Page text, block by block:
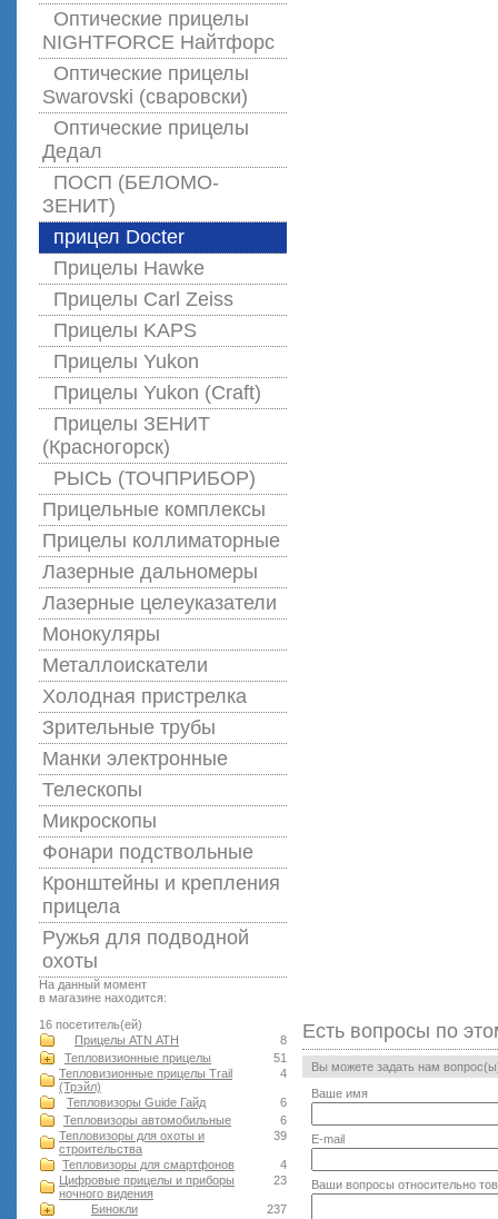
Оптические прицелы
NIGHTFORCE Найтфорс
Оптические прицелы
Swarovski (сваровски)
Оптические прицелы
Дедал
ПОСП (БЕЛОМО-
ЗЕНИТ)
прицел Docter
Прицелы Hawke
Прицелы Carl Zeiss
Прицелы KAPS
Прицелы Yukon
Прицелы Yukon (Craft)
Прицелы ЗЕНИТ
(Красногорск)
РЫСЬ (ТОЧПРИБОР)
Прицельные комплексы
Прицелы коллиматорные
Лазерные дальномеры
Лазерные целеуказатели
Монокуляры
Металлоискатели
Холодная пристрелка
Зрительные трубы
Манки электронные
Телескопы
Микроскопы
Фонари подствольные
Кронштейны и крепления
прицела
Ружья для подводной
оxоты
На данный момент
в магазине находится:
16 посетитель(ей)
8
Прицелы ATN АТН
51
Тепловизионные прицелы
4
Тепловизионные прицелы Trail
(Трэйл)
6
Тепловизоры Guide Гайд
6
Тепловизоры автомобильные
39
Тепловизоры для охоты и
строительства
4
Тепловизоры для смартфонов
23
Цифровые прицелы и приборы
ночного видения
237
Бинокли
Есть вопросы по
Вы можете задать нам
Ваше имя
E-mail
Ваши вопросы относительно